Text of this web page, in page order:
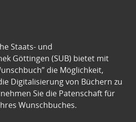
Staats- und
Göttingen (SUB) bietet mit
die Möglichkeit,
Digitalisierung von Büchern zu
Sie die Patenschaft für
Wunschbuches.